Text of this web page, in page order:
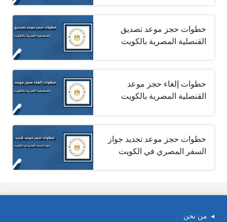
خطوات حجز موعد تصديق
القنصلية المصرية بالكويت
خطوات إلغاء حجز موعد
القنصلية المصرية بالكويت
خطوات حجز موعد تجديد جواز
السفر المصري في الكويت
من نحن